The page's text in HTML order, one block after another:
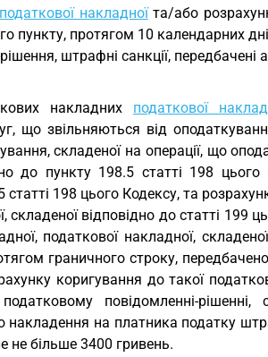
податкової накладноїта/або
пункту, протягом 10 календарних
штрафні санкції, передбачені
накладних податкової
що звільняються від
складеної на операції, що
до пункту 198.5 статті 198 цього
198 цього Кодексу, та
відповідно до статті 199
податкової накладної,
граничного строку,
коригування до такої
повідомленні-рішенні,
накладення на платника податку
не більше 3400 гривень.